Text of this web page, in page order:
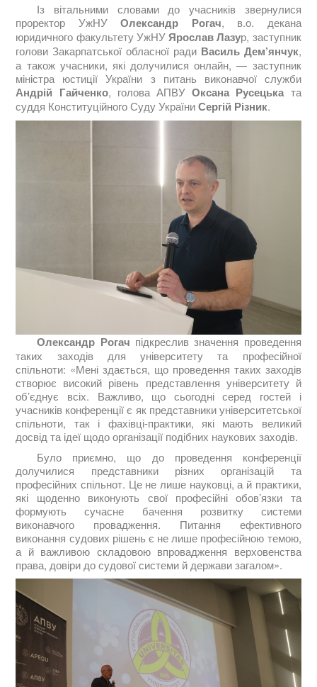
Із вітальними словами до учасників звернулися
проректор УжНУОлександр Рогач, в.о. декана
юридичного факультету УжНУЯрослав Лазур, заступник
голови Закарпатської обласної ради Василь Дем’янчук,
а також учасники, які долучилися онлайн, — заступник
міністра юстиції України з питань виконавчої служби
Андрій Гайченко, голова АПВУОксана Русецька та
суддя Конституційного Суду УкраїниСергій Різник.
Олександр Рогач підкреслив значення проведення
таких заходів для університету та професійної
спільноти: «Мені здається, що проведення таких заходів
створює високий рівень представлення університету й
об’єднує всіх. Важливо, що сьогодні серед гостей і
учасників конференції є як представники університетської
спільноти, так і фахівці-практики, які мають великий
досвід та ідеї щодо організації подібних наукових заходів.
Було приємно, що до проведення конференції
долучилися представники різних організацій та
професійних спільнот. Це не лише науковці, а й практики,
які щоденно виконують свої професійні обов’язки та
формують сучасне бачення розвитку системи
виконавчого провадження. Питання ефективного
виконання судових рішень є не лише професійною темою,
а й важливою складовою впровадження верховенства
права, довіри до судової системи й держави загалом».